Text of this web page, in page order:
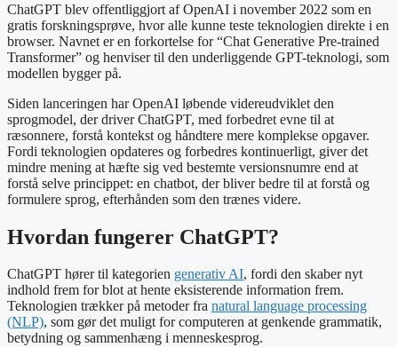
ChatGPT blev offentliggjort af OpenAI i november 2022 som en
gratis forskningsprøve, hvor alle kunne teste teknologien direkte i en
browser. Navnet er en forkortelse for “Chat Generative Pre-trained
Transformer” og henviser til den underliggende GPT-teknologi, som
modellen bygger på.
Siden lanceringen har OpenAI løbende videreudviklet den
sprogmodel, der driver ChatGPT, med forbedret evne til at
ræsonnere, forstå kontekst og håndtere mere komplekse opgaver.
Fordi teknologien opdateres og forbedres kontinuerligt, giver det
mindre mening at hæfte sig ved bestemte versionsnumre end at
forstå selve princippet: en chatbot, der bliver bedre til at forstå og
formulere sprog, efterhånden som den trænes videre.
Hvordan fungerer ChatGPT?
ChatGPT hører til kategorien generativ AI, fordi den skaber nyt
indhold frem for blot at hente eksisterende information frem.
Teknologien trækker på metoder fra natural language processing
(NLP), som gør det muligt for computeren at genkende grammatik,
betydning og sammenhæng i menneskesprog.